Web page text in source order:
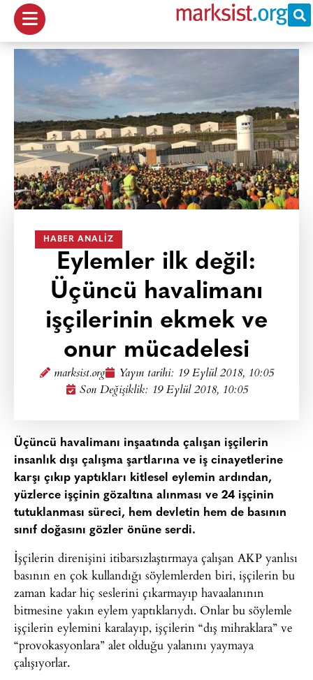
HABER ANALIZ
Eylemler ilk değil:
Üçüncü havalimanı
işçilerinin ekmek ve
onur mücadelesi
marksist.org Yayın tarihi: 19 Eylül 2018, 10:05
Son Değişiklik: 19 Eylül 2018, 10:05
Üçüncü havalimanı inşaatında çalışan işçilerin
insanlık dışı çalışma şartlarına ve iş cinayetlerine
karşı çıkıp yaptıkları kitlesel eylemin ardından,
yüzlerce işçinin gözaltına alınması ve 24 işçinin
tutuklanması süreci, hem devletin hem de basının
sınıf doğasını gözler önüne serdi.
İşçilerin direnişini itibarsızlaştırmaya çalışan AKP yanlısı
basının en çok kullandığı söylemlerden biri, işçilerin bu
zaman kadar hiç seslerini çıkarmayıp havaalanının
bitmesine yakın eylem yaptıklarıydı. Onlar bu söylemle
işçilerin eylemini karalayıp, işçilerin “dış mihraklara” ve
“provokasyonlara” alet olduğu yalanını yaymaya
çalışıyorlar.